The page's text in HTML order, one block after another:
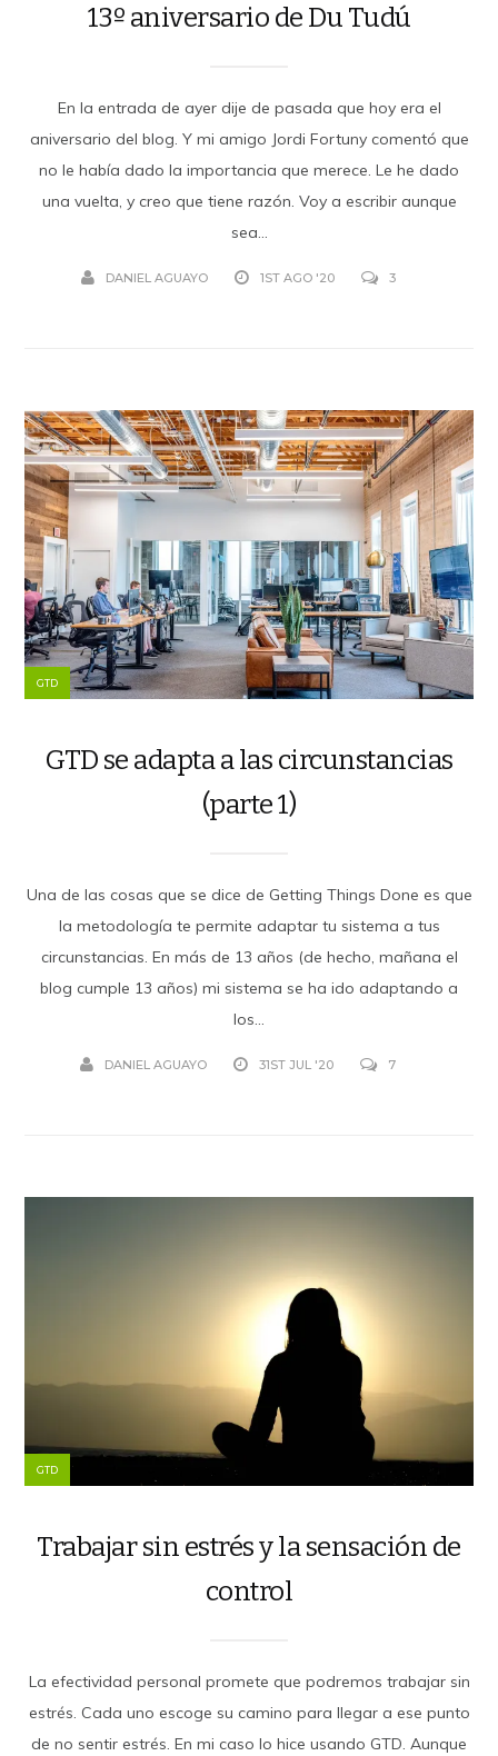
13º aniversario de Du Tudú
En la entrada de ayer dije de pasada que hoy era el
aniversario del blog. Y mi amigo Jordi Fortuny comentó que
no le había dado la importancia que merece. Le he dado
una vuelta, y creo que tiene razón. Voy a escribir aunque
sea...
DANIEL AGUAYO 1ST AGO '20 3
GTD
GTD se adapta a las circunstancias
(parte 1)
Una de las cosas que se dice de Getting Things Done es que
la metodología te permite adaptar tu sistema a tus
circunstancias. En más de 13 años (de hecho, mañana el
blog cumple 13 años) mi sistema se ha ido adaptando a
los...
DANIEL AGUAYO 31ST JUL '20 7
GTD
Trabajar sin estrés y la sensación de
control
La efectividad personal promete que podremos trabajar sin
estrés. Cada uno escoge su camino para llegar a ese punto
de no sentir estrés. En mi caso lo hice usando GTD. Aunque